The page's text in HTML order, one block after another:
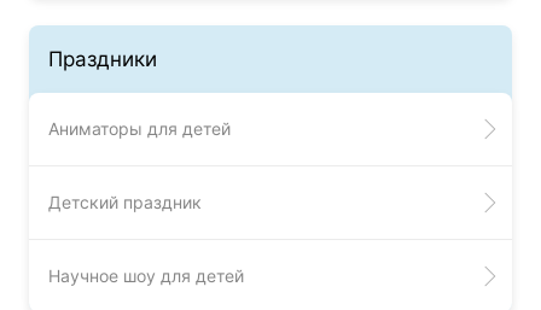
Праздники
Аниматоры для детей
Детский праздник
Научное шоу для детей